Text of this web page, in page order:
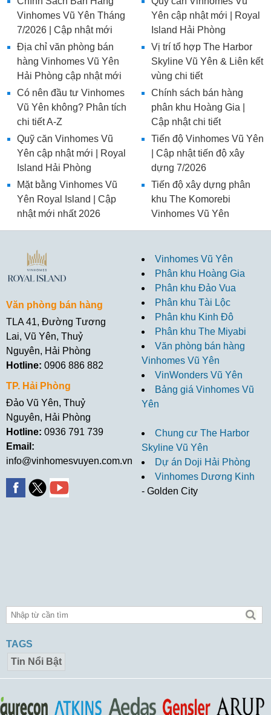
Yên cập nhật mới | Royal
Island Hải Phòng
Vị trí tổ hợp The Harbor
Skyline Vũ Yên & Liên kết
vùng chi tiết
Chính sách bán hàng
phân khu Hoàng Gia |
Cập nhật chi tiết
Tiến độ Vinhomes Vũ Yên
| Cập nhật tiến độ xây
dựng 7/2026
Tiến độ xây dựng phân
khu The Komorebi
Vinhomes Vũ Yên
Vinhomes Vũ Yên Tháng
7/2026 | Cập nhật mới
Địa chỉ văn phòng bán
hàng Vinhomes Vũ Yên
Hải Phòng cập nhật mới
Có nên đầu tư Vinhomes
Vũ Yên không? Phân tích
chi tiết A-Z
Quỹ căn Vinhomes Vũ
Yên cập nhật mới | Royal
Island Hải Phòng
Mặt bằng Vinhomes Vũ
Yên Royal Island | Cập
nhật mới nhất 2026
Văn phòng bán hàng
TLA 41, Đường Tương
Lai, Vũ Yên, Thuỷ
Nguyên, Hải Phòng
Hotline: 0906 886 882
TP. Hải Phòng
Đảo Vũ Yên, Thuỷ
Nguyên, Hải Phòng
Hotline: 0936 791 739
Email:
info@vinhomesvuyen.com.vn
Vinhomes Vũ Yên
Phân khu Hoàng Gia
Phân khu Đảo Vua
Phân khu Tài Lộc
Phân khu Kinh Đô
Phân khu The Miyabi
Văn phòng bán hàng
Vinhomes Vũ Yên
VinWonders Vũ Yên
Bảng giá Vinhomes Vũ
Yên
Chung cư The Harbor
Skyline Vũ Yên
Dự án Doji Hải Phòng
Vinhomes Dương Kinh
- Golden City
TAGS
Tin Nổi Bật